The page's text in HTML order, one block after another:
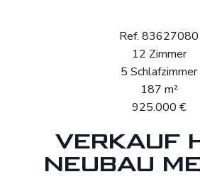
Ref. 83627080
12 Zimmer
5 Schlafzimmer
187 m²
925.000 €
VERKAUF
NEUBAU